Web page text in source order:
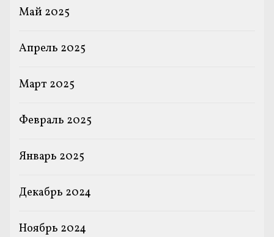
Май 2025
Апрель 2025
Март 2025
Февраль 2025
Январь 2025
Декабрь 2024
Ноябрь 2024